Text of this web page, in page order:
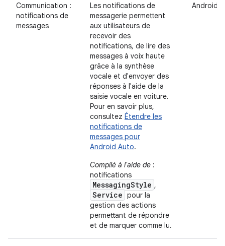
Communication :
notifications de
messages
Les notifications de
messagerie permettent
aux utilisateurs de
recevoir des
notifications, de lire des
messages à voix haute
grâce à la synthèse
vocale et d'envoyer des
réponses à l'aide de la
saisie vocale en voiture.
Pour en savoir plus,
consultez Étendre les
notifications de
messages pour
Android Auto.
Compilé à l'aide de :
notifications
MessagingStyle ,
Service pour la
gestion des actions
permettant de répondre
et de marquer comme lu.
Android